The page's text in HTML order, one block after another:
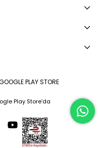
PLAY STORE
Play Store’da